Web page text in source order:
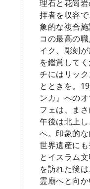
理石と花崗
拝者を収容
象的な複合
コの最高の
イク、彫刻
を鑑賞して
チにはリッ
とときを。
ンカ』への
フェは、ま
午後は北上
へ。印象的
世界遺産に
とイスラム
を訪れた後
霊廟へと向